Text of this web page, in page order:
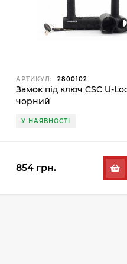
АРТИКУЛ: 2800102
Замок під ключ CSC U-
чорний
У НАЯВНОСТІ
854 грн.